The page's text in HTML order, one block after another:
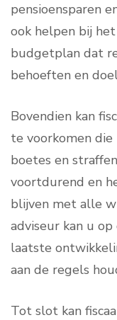
pensioensparen
ook helpen bij
budgetplan dat
behoeften en
Bovendien kan
te voorkomen
boetes en
voortdurend en
blijven met alle
adviseur kan u
laatste
aan de regels
Tot slot kan